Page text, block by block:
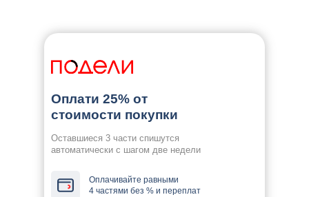
Оплати 25% от
стоимости покупки
Оставшиеся 3 части спишутся
автоматически с шагом две недели
Оплачивайте равными
4 частями без % и переплат